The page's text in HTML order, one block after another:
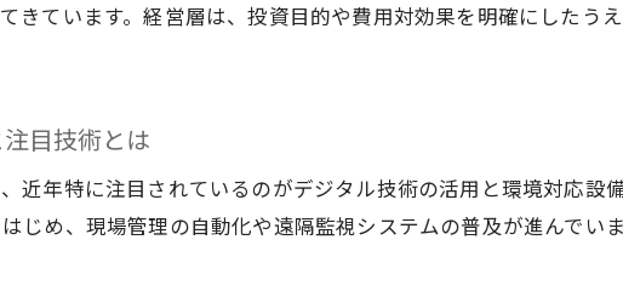
きています。経営層は、投資目的や費用対効果を明確にしたう
目技術とは
近年特に注目されているのがデジタル技術の活用と環境対応設
じめ、現場管理の自動化や遠隔監視システムの普及が進んでい